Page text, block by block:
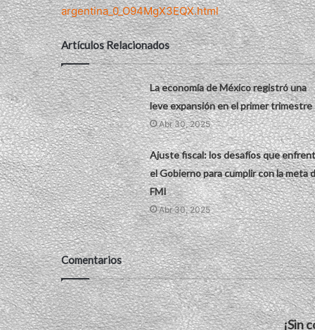
argentina_0_O94MgX3EQX.html
Artículos Relacionados
La economía de México registró una
leve expansión en el primer trimestre
Abr 30, 2025
Ajuste fiscal: los desafíos que
el Gobierno para cumplir con la meta
FMI
Abr 30, 2025
Comentarios
¡Sin